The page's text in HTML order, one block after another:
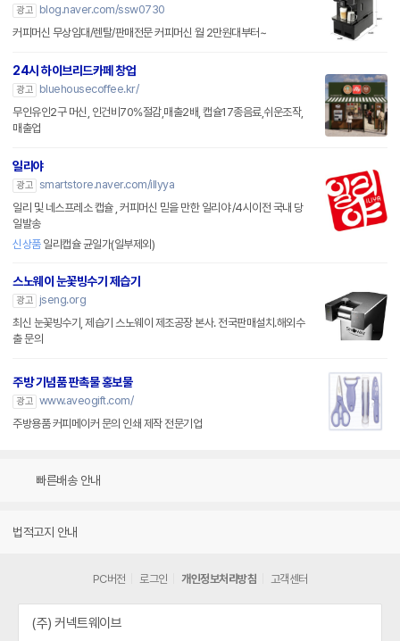
광고
blog.naver.com/ssw0730
커피머신 무상임대/렌탈/판매전문 커피머신 월 2만원대부터~
24시 하이브리드카페 창업
광고
bluehousecoffee.kr/
무인유인2구 머신, 인건비70%절감,매출2배, 캡슐17종음료,쉬운조작,
매출업
일리야
광고 smartstore.naver.com/illyya
일리 및 네스프레소 캡슐 , 커피머신 믿을 만한 일리야 /4시이전 국내 당
일발송
신상품일리캡슐 균일가(일부제외)
스노웨이 눈꽃빙수기 제습기
광고
jseng.org
최신 눈꽃빙수기, 제습기 스노웨이 제조공장 본사. 전국판매설치.해외수
출 문의
주방 기념품 판촉물 홍보물
광고 www.aveogift.com/
주방용품 커피메이커 문의 인쇄 제작 전문기업
빠른배송 안내
법적고지 안내
PC버전 로그인 개인정보처리방침 고객센터
(주) 커넥트웨이브